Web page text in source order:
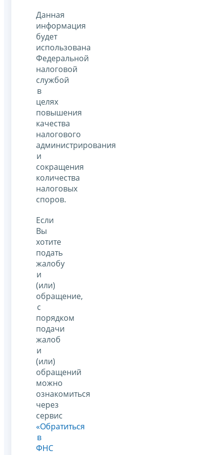
Данная
информация
будет
использована
Федеральной
налоговой
службой
в
целях
повышения
качества
налогового
администрирования
и
сокращения
количества
налоговых
споров.
Если
Вы
хотите
подать
жалобу
и
(или)
обращение,
с
порядком
подачи
жалоб
и
(или)
обращений
можно
ознакомиться
через
сервис
«Обратиться
в
ФНС